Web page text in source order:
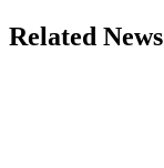
Related News